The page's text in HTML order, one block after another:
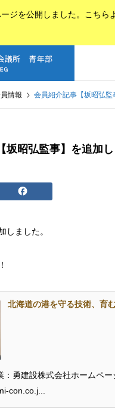
ジを公開しました。 こちら
情報 会員紹介記事【坂昭弘監事】
坂昭弘監事】を追加し
しました。
北海道の港を守る技術、育
：勇建設株式会社ホームペー
con.co.j...